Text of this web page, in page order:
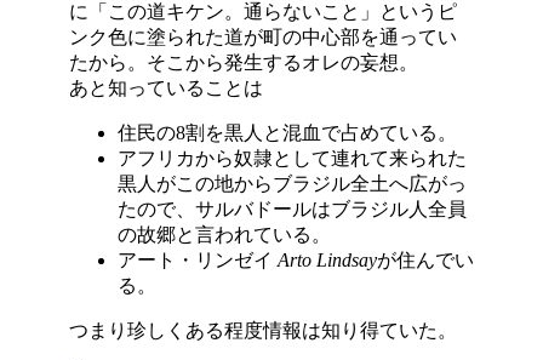
に「この道キケン。通らないこと」というピ
ンク色に塗られた道が町の中心部を通ってい
たから。そこから発生するオレの妄想。
あと知っていることは
住民の8割を黒人と混血で占めている。
アフリカから奴隷として連れて来られた
黒人がこの地からブラジル全土へ広がっ
たので、サルバドールはブラジル人全員
の故郷と言われている。
アート・リンゼイ Arto Lindsayが住んでい
る。
つまり珍しくある程度情報は知り得ていた。